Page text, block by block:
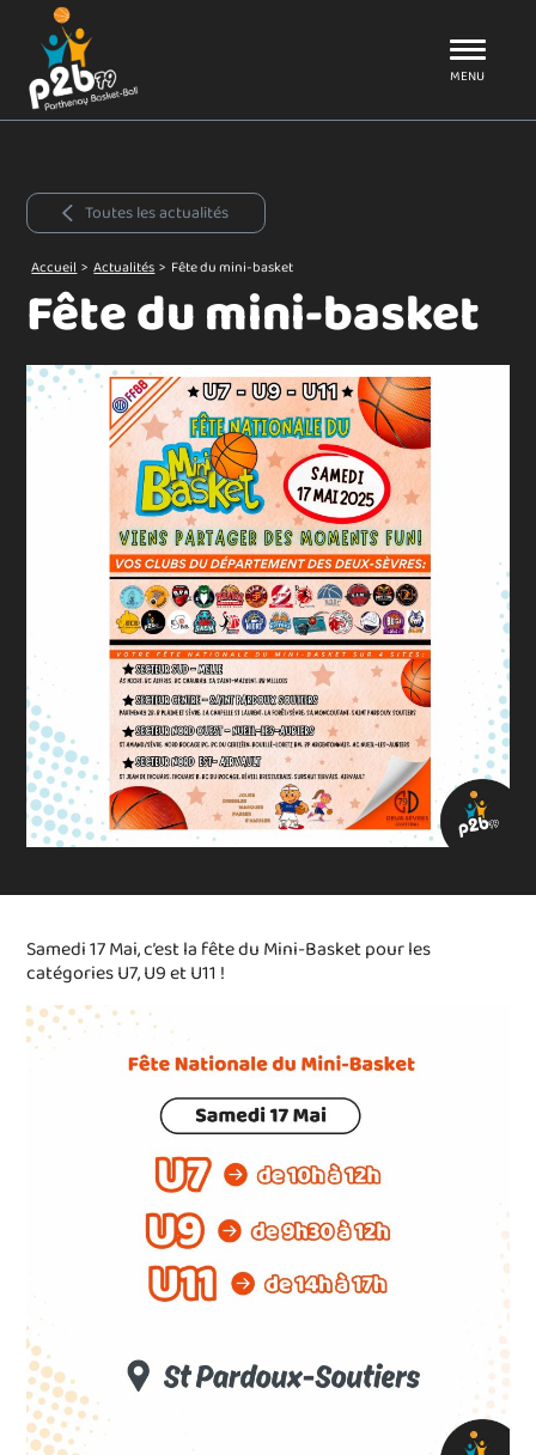
P2B79
MENU
Toutes les actualités
Accueil > Actualités > Fête du mini-basket
Fête du mini-basket
Samedi 17 Mai, c’est la fête du Mini-Basket pour les
catégories U7, U9 et U11 !